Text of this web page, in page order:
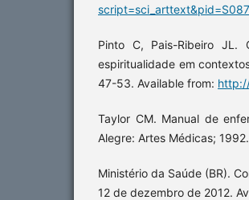
Pinto C, Pais-Ribeiro JL.
espiritualidade em
47-53. Available from:
Taylor CM. Manual de
Alegre: Artes Médicas; 1992.
Ministério da Saúde (BR).
12 de dezembro de 2012.